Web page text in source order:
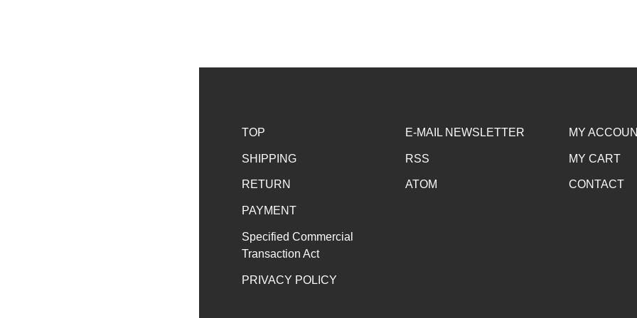
TOP
SHIPPING
RETURN
PAYMENT
Specified Commercial
Transaction Act
PRIVACY POLICY
E-MAIL NEWSLETTER
RSS
ATOM
MY
MY CART
CONTACT